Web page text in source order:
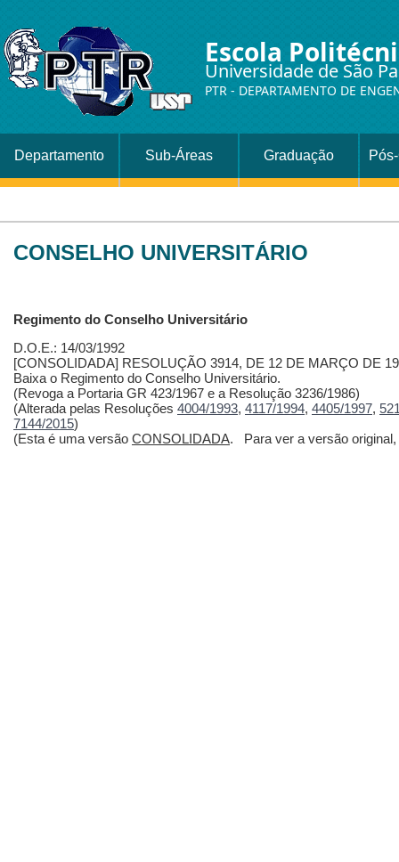
Escola
Universidade de São
PTR - DEPARTAMENTO DE
Departamento Sub-Áreas Graduação
CONSELHO UNIVERSITÁRIO
Regimento do Conselho Universitário
D.O.E.: 14/03/1992
[CONSOLIDADA] RESOLUÇÃO 3914, DE 12 DE MARÇO DE
Baixa o Regimento do Conselho Universitário.
(Revoga a Portaria GR 423/1967 e a Resolução 3236/1986)
(Alterada pelas Resoluções 4004/1993, 4117/1994, 4405/1997,
7144/2015)
(Esta é uma versão CONSOLIDADA. Para ver a versão original,